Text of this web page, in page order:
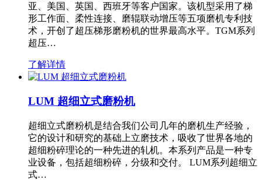
亚、美国、英国、西班牙等客户国家。该机型采用了梯
形工作面、柔性连接、磨辊联动增压等五项磨机专利技
术，开创了超压梯形磨粉机的世界最高水平。TGM系列
超压…
了解详情
LUM 超细立式磨粉机
超细立式磨粉机是结合我们公司几年的磨机生产经验，
它的设计和研究的基础上立磨技术，吸收了世界各地的
超细粉碎理论的一种先进的轧机。本系列产品是一种专
业设备，包括超细粉碎，分级和交付。 LUM系列超细立
式…